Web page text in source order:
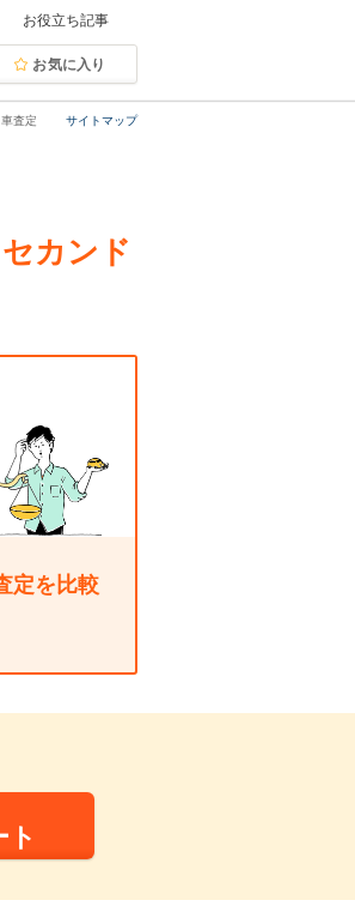
お役立ち記事
お気に入り
サイトマップ
査定
カンド
定を比較